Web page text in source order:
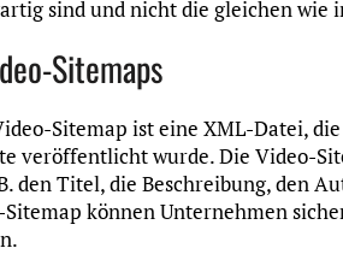
sind und nicht die gleichen wie
Sitemaps
Sitemap ist eine XML-Datei,
veröffentlicht wurde. Die Video-
den Titel, die Beschreibung, den
können Unternehmen